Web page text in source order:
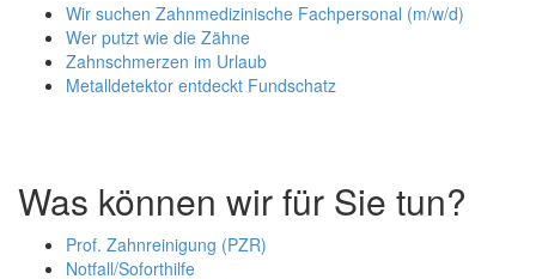
Wir suchen Zahnmedizinische Fachpersonal (m/w/d)
Wer putzt wie die Zähne
Zahnschmerzen im Urlaub
Metalldetektor entdeckt Fundschatz
Was können wir für Sie tun?
Prof. Zahnreinigung (PZR)
Notfall/Soforthilfe